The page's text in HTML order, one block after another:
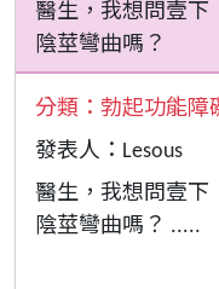
醫生，我想問壹下
陰莖彎曲嗎？
分類： 勃起功能障
發表人：Lesous
醫生，我想問壹下
陰莖彎曲嗎？ .....